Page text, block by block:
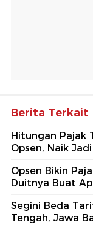
Berita Terkait
Hitungan Pajak
Opsen, Naik
Opsen Bikin
Duitnya Buat
Segini Beda
Tengah, Jawa